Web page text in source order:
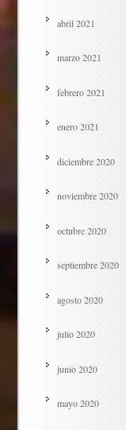
abril 2021
marzo 2021
febrero 2021
enero 2021
diciembre 2020
noviembre 2020
octubre 2020
septiembre 2020
agosto 2020
julio 2020
junio 2020
mayo 2020